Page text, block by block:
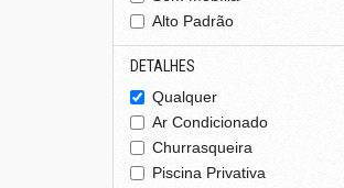
Alto Padrão
DETALHES
Qualquer
Ar Condicionado
Churrasqueira
Piscina Privativa